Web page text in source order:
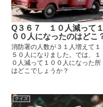
Q３６７ １０人減って１
００人になったのはどこ
消防署の人数が３１人増えて１
５０人になりました。では、１
０人減って１００人になった所
はどこでしょうか？
クイズ